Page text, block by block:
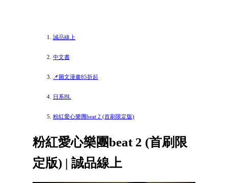
誠品線上
中文書
📌圖文漫畫85折起
日系BL
粉紅愛心樂團beat 2 (首刷限定版)
粉紅愛心樂團beat 2 (首刷限
定版) | 誠品線上